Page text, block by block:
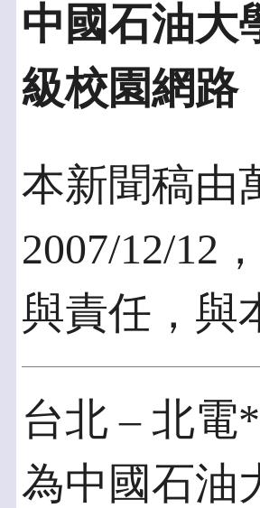
中國石油大
級校園網路
本新聞稿由
2007/12/12
與責任，與
台北 – 北電
為中國石油